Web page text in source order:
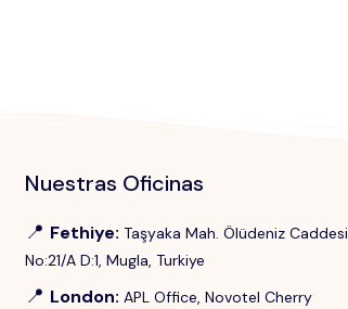
Nuestras Oficinas
📍 Fethiye: Taşyaka Mah. Ölüdeniz Caddesi
No:21/A D:1, Mugla, Turkiye
📍 London: APL Office, Novotel Cherry